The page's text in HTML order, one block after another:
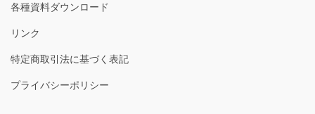
各種資料ダウンロード
リンク
特定商取引法に基づく表記
プライバシーポリシー